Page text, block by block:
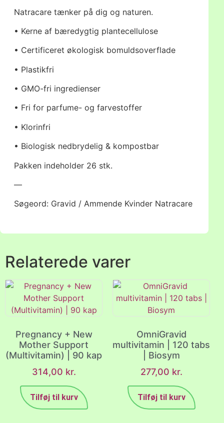
Natracare tænker på dig og naturen.
• Kerne af bæredygtig plantecellulose
• Certificeret økologisk bomuldsoverflade
• Plastikfri
• GMO-fri ingredienser
• Fri for parfume- og farvestoffer
• Klorinfri
• Biologisk nedbrydelig & kompostbar
Pakken indeholder 26 stk.
—
Søgeord: Gravid / Ammende Kvinder Natracare
Relaterede varer
Pregnancy + New
Mother Support
(Multivitamin) | 90 kap
314,00 kr.
Tilføj til kurv
OmniGravid
multivitamin | 120 tabs
| Biosym
277,00 kr.
Tilføj til kurv